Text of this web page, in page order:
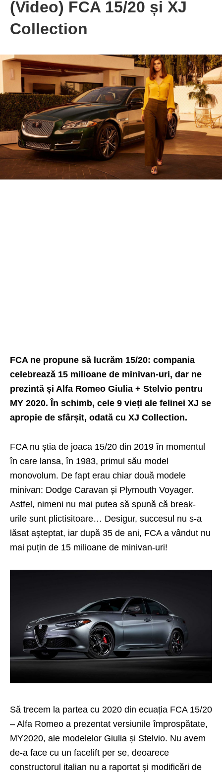
(Video) FCA 15/20 și XJ
Collection
FCA ne propune să lucrăm 15/20: compania
celebrează 15 milioane de minivan-uri, dar ne
prezintă și Alfa Romeo Giulia + Stelvio pentru
MY 2020. În schimb, cele 9 vieți ale felinei XJ se
apropie de sfârșit, odată cu XJ Collection.
FCA nu știa de joaca 15/20 din 2019 în momentul
în care lansa, în 1983, primul său model
monovolum. De fapt erau chiar două modele
minivan: Dodge Caravan și Plymouth Voyager.
Astfel, nimeni nu mai putea să spună că break-
urile sunt plictisitoare… Desigur, succesul nu s-a
lăsat așteptat, iar după 35 de ani, FCA a vândut nu
mai puțin de 15 milioane de minivan-uri!
Să trecem la partea cu 2020 din ecuația FCA 15/20
– Alfa Romeo a prezentat versiunile împrospătate,
MY2020, ale modelelor Giulia și Stelvio. Nu avem
de-a face cu un facelift per se, deoarece
constructorul italian nu a raportat și modificări de